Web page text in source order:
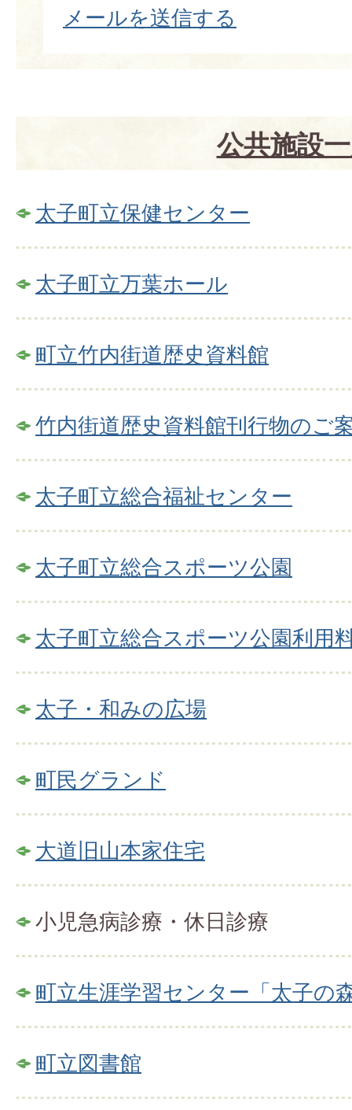
メールを送信する
公共施設
太子町立保健センター
太子町立万葉ホール
町立竹内街道歴史資料館
竹内街道歴史資料館刊行物のご
太子町立総合福祉センター
太子町立総合スポーツ公園
太子町立総合スポーツ公園利用
太子・和みの広場
町民グランド
大道旧山本家住宅
小児急病診療・休日診療
町立生涯学習センター「太子の
町立図書館